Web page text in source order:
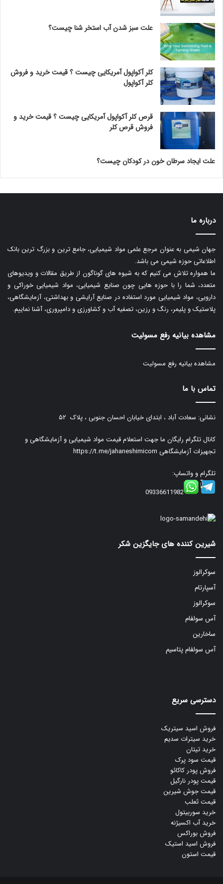
علت سبز شدن آب استخر شنا چیست؟
کلر آکواپول آمریکایی چیست ؟ قیمت خرید و فروش
کلر آکواپول
قرص کلر آکواپول آمریکایی چیست ؟ قیمت خرید و
فروش قرص کلر
علت ایجاد سرطان خون در کودکان چیست؟
درباره ما
جهان شیمی به عنوان مرجع علمی مواد شیمیایی، جامع ترین و بزرگ ترین بانک
اطلاعاتی حوزه شیمی می باشد.
ما همواره تلاش می کنیم که به شیوه های گوناگون از طریق مقالات و ویدیوهای
متعدد، شما را با حوزه هایی چون صنایع شیمیایی، مواد شیمیایی خوراکی و
دارویی، مواد شیمیایی مورد استفاده در صنایع آرایشی و بهداشتی، آزمایشگاهی،
پلاستیک و پلیمر، رنگ و رزین، تصفیه آب و کشاورزی و دامپروری، آشنا نماییم.
مشاهده بیانیه رفع مسولیت
مشاهده بیانیه رفع مسولیت
تماس با ما
نشانی: سعادت آباد ، ابتدای خیابان احسان جنوبی ، پلاک ۵۲
کانال تلگرام رایگان ما جهت استعلام قیمت مواد شیمیایی و آزمایشگاهی و
تجهیزات آزمایشگاهی https://t.me/jahaneshimicom
تلگرام و واتساپ:
09336611982
شیرین کننده های جایگزین شکر
سوکرالوز
آسپارتام
سوکرالوز
آس سولفام
ساخارین
آس سولفام پتاسیم
دسترسی سریع
فروش اسید سیتریک
خرید سیترات سدیم
خرید تیتان
قیمت سود پرک
فروش پودر کاکائو
قیمت پودر نارگیل
قیمت جوش شیرین
قیمت ثعلب
خرید سوربیتول
خرید آب اکسیژنه
فروش بوراکس
فروش اسید استیک
قیمت استون